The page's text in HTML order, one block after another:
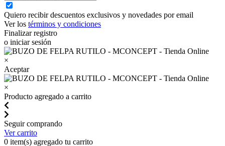
Quiero recibir descuentos exclusivos y novedades por email
Ver los términos y condiciones
Finalizar registro
o iniciar sesión
×
Aceptar
×
Producto agregado a carrito
Seguir comprando
Ver carrito
0 item(s) agregado tu carrito